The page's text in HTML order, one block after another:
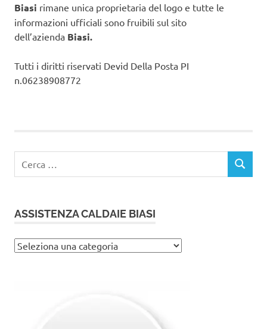
Biasi rimane unica proprietaria del logo e tutte le
informazioni ufficiali sono fruibili sul sito
dell’azienda Biasi.
Tutti i diritti riservati Devid Della Posta PI
n.06238908772
per:
CERCA
ASSISTENZA CALDAIE BIASI
Assistenza